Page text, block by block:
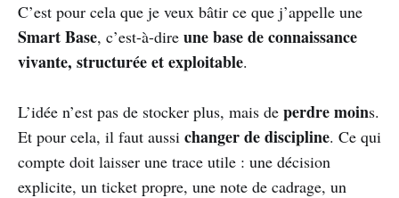
C’est pour cela que je veux bâtir ce que j’appelle une
Smart Base, c’est-à-dire une base de connaissance
vivante, structurée et exploitable.
L’idée n’est pas de stocker plus, mais de perdre moins.
Et pour cela, il faut aussi changer de discipline. Ce qui
compte doit laisser une trace utile : une décision
explicite, un ticket propre, une note de cadrage, un